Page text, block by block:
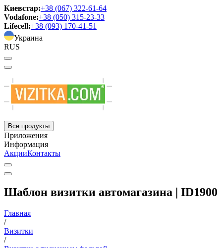
Киевстар:+38 (067) 322-61-64
Vodafone:+38 (050) 315-23-33
Lifecell:+38 (093) 170-41-51
Украина
RUS
Все продукты
Приложения
Информация
АкцииКонтакты
Шаблон визитки автомагазина | ID1900
Главная
/
Визитки
/